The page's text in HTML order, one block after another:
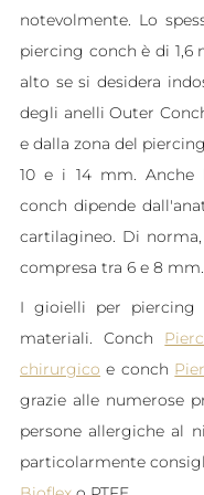
notevolmente. Lo
piercing conch è di 1,6
alto se si desidera
degli anelli Outer
e dalla zona del
10 e i 14 mm. Anche
conch dipende
cartilagineo. Di
compresa tra 6 e 8 mm.
I gioielli per piercing
materiali. Conch
chirurgico e conch
grazie alle numerose
persone allergiche al
particolarmente